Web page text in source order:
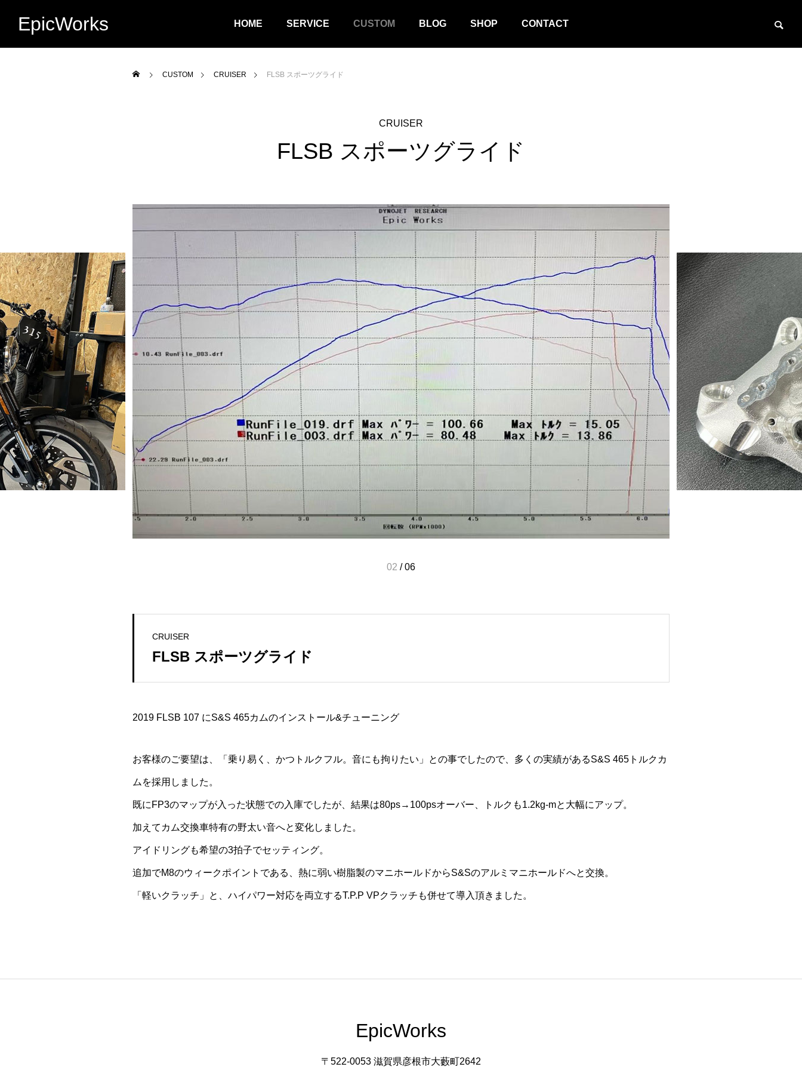
EpicWorks HOME SERVICE CUSTOM BLOG SHOP CONTACT
CRUISER SPORT
CUSTOM CRUISER FLSB スポーツグライド
CRUISER
FLSB スポーツグライド
02 /06
CRUISER
FLSB スポーツグライド
2019 FLSB 107 にS&S 465カムのインストール&チューニング
お客様のご要望は、「乗り易く、かつトルクフル。音にも拘りたい」との事でしたので、多くの実績があるS&S 465トルクカ
ムを採用しました。
既にFP3のマップが入った状態での入庫でしたが、結果は80ps→100psオーバー、トルクも1.2kg-mと大幅にアップ。
加えてカム交換車特有の野太い音へと変化しました。
アイドリングも希望の3拍子でセッティング。
追加でM8のウィークポイントである、熱に弱い樹脂製のマニホールドからS&Sのアルミマニホールドへと交換。
「軽いクラッチ」と、ハイパワー対応を両立するT.P.P VPクラッチも併せて導入頂きました。
EpicWorks
〒522-0053 滋賀県彦根市大藪町2642